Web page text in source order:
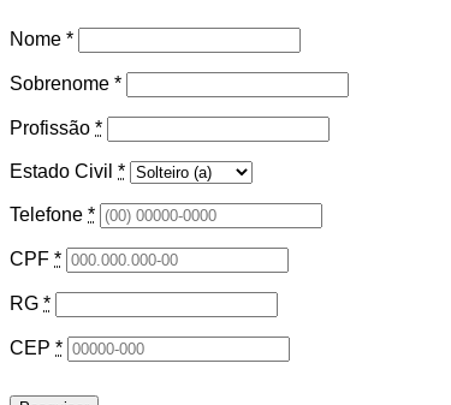
Nome *
Sobrenome *
Profissão *
Estado Civil *
Telefone *
CPF *
RG *
CEP *